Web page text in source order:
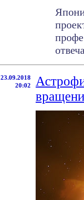
23.09.2018
20:02